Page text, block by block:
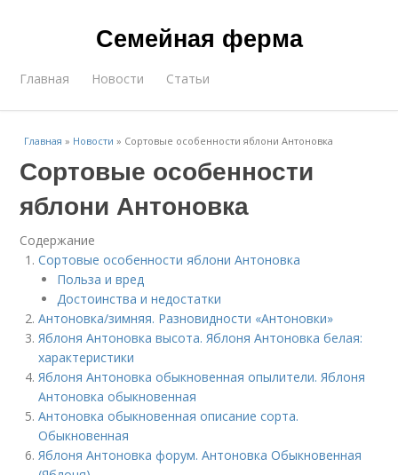
Семейная ферма
Главная Новости Статьи
Главная » Новости » Сортовые особенности яблони Антоновка
Сортовые особенности
яблони Антоновка
Содержание
Сортовые особенности яблони Антоновка
Польза и вред
Достоинства и недостатки
Антоновка/зимняя. Разновидности «Антоновки»
Яблоня Антоновка высота. Яблоня Антоновка белая:
характеристики
Яблоня Антоновка обыкновенная опылители. Яблоня
Антоновка обыкновенная
Антоновка обыкновенная описание сорта.
Обыкновенная
Яблоня Антоновка форум. Антоновка Обыкновенная